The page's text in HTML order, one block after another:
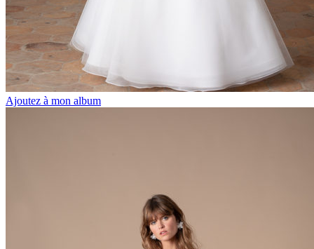
Ajoutez à mon album